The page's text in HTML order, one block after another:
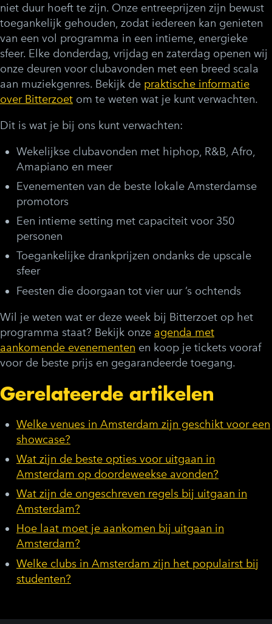
niet duur hoeft te zijn. Onze entreeprijzen zijn bewust
toegankelijk gehouden, zodat iedereen kan genieten
van een vol programma in een intieme, energieke
sfeer. Elke donderdag, vrijdag en zaterdag openen wij
onze deuren voor clubavonden met een breed scala
aan muziekgenres. Bekijk de praktische informatie
over Bitterzoet om te weten wat je kunt verwachten.
Dit is wat je bij ons kunt verwachten:
Wekelijkse clubavonden met hiphop, R&B, Afro,
Amapiano en meer
Evenementen van de beste lokale Amsterdamse
promotors
Een intieme setting met capaciteit voor 350
personen
Toegankelijke drankprijzen ondanks de upscale
sfeer
Feesten die doorgaan tot vier uur ’s ochtends
Wil je weten wat er deze week bij Bitterzoet op het
programma staat? Bekijk onze agenda met
aankomende evenementen en koop je tickets vooraf
voor de beste prijs en gegarandeerde toegang.
Gerelateerde artikelen
Welke venues in Amsterdam zijn geschikt voor een
showcase?
Wat zijn de beste opties voor uitgaan in
Amsterdam op doordeweekse avonden?
Wat zijn de ongeschreven regels bij uitgaan in
Amsterdam?
Hoe laat moet je aankomen bij uitgaan in
Amsterdam?
Welke clubs in Amsterdam zijn het populairst bij
studenten?